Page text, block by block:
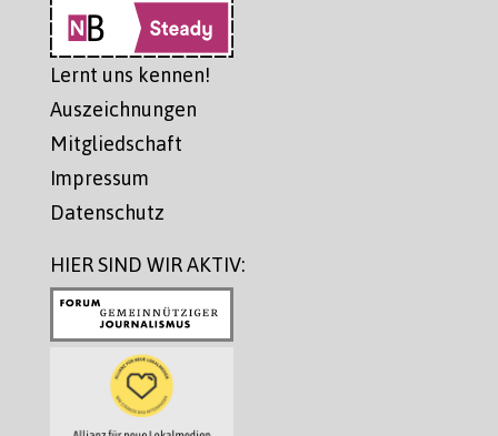
Lernt uns kennen!
Auszeichnungen
Mitgliedschaft
Impressum
Datenschutz
HIER SIND WIR AKTIV: